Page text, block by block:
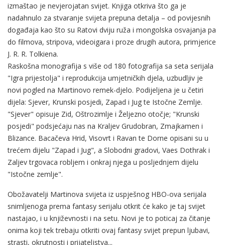
izmaštao je nevjerojatan svijet. Knjiga otkriva što ga je
nadahnulo za stvaranje svijeta prepuna detalja – od povijesnih
događaja kao što su Ratovi dviju ruža i mongolska osvajanja pa
do filmova, stripova, videoigara i proze drugih autora, primjerice
J. R. R. Tolkiena.
Raskošna monografija s više od 180 fotografija sa seta serijala
"Igra prijestolja" i reprodukcija umjetničkih djela, uzbudljiv je
novi pogled na Martinovo remek-djelo. Podijeljena je u četiri
dijela: Sjever, Krunski posjedi, Zapad i Jug te Istočne Zemlje.
"Sjever" opisuje Zid, Oštrozimlje i Željezno otočje; "Krunski
posjedi" podsjećaju nas na Kraljev Grudobran, Zmajkamen i
Blizance. Bacačeva Hrid, Visovrt i Ravan te Dorne opisani su u
trećem dijelu "Zapad i Jug", a Slobodni gradovi, Vaes Dothrak i
Zaljev trgovaca robljem i onkraj njega u posljednjem dijelu
"Istočne zemlje".
Obožavatelji Martinova svijeta iz uspješnog HBO-ova serijala
snimljenoga prema fantasy serijalu otkrit će kako je taj svijet
nastajao, i u književnosti i na setu. Novi je to poticaj za čitanje
onima koji tek trebaju otkriti ovaj fantasy svijet prepun ljubavi,
strasti, okrutnosti i prijateljstva...